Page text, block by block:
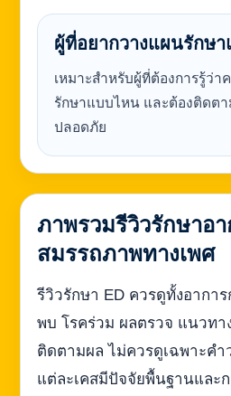
ผู้ที่อยากวางแผนรักษ
เหมาะสำหรับผู้ที่ต้องการรู้ว่า
รักษาแบบไหน และต้องติดตา
ปลอดภัย
ภาพรวมรีวิวรักษาอา
สมรรถภาพทางเพศ
รีวิวรักษา ED ควรดูทั้งอากา
พบ โรคร่วม ผลตรวจ แนวทา
ติดตามผล ไม่ควรดูเฉพาะคำ
แต่ละเคสมีปัจจัยพื้นฐานและ